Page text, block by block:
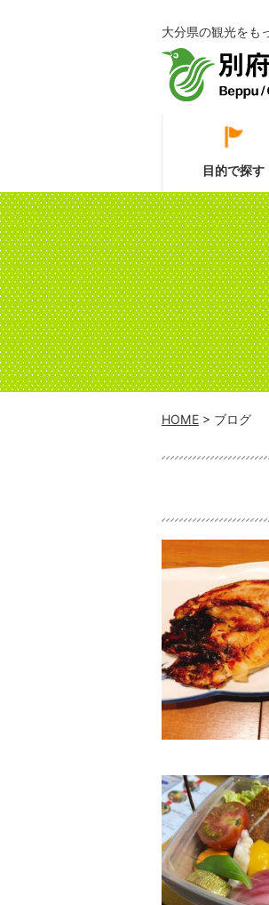
大分県の観光をも
目的で探す
HOME > ブログ